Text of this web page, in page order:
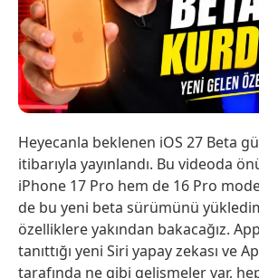
Heyecanla beklenen iOS 27 Beta
itibarıyla yayınlandı. Bu videoda
iPhone 17 Pro hem de 16 Pro
de bu yeni beta sürümünü
özelliklere yakından bakacağız.
tanıttığı yeni Siri yapay zekası ve
tarafında ne gibi gelişmeler var,